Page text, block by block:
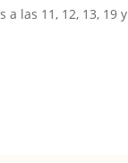
las 11, 12, 13, 19